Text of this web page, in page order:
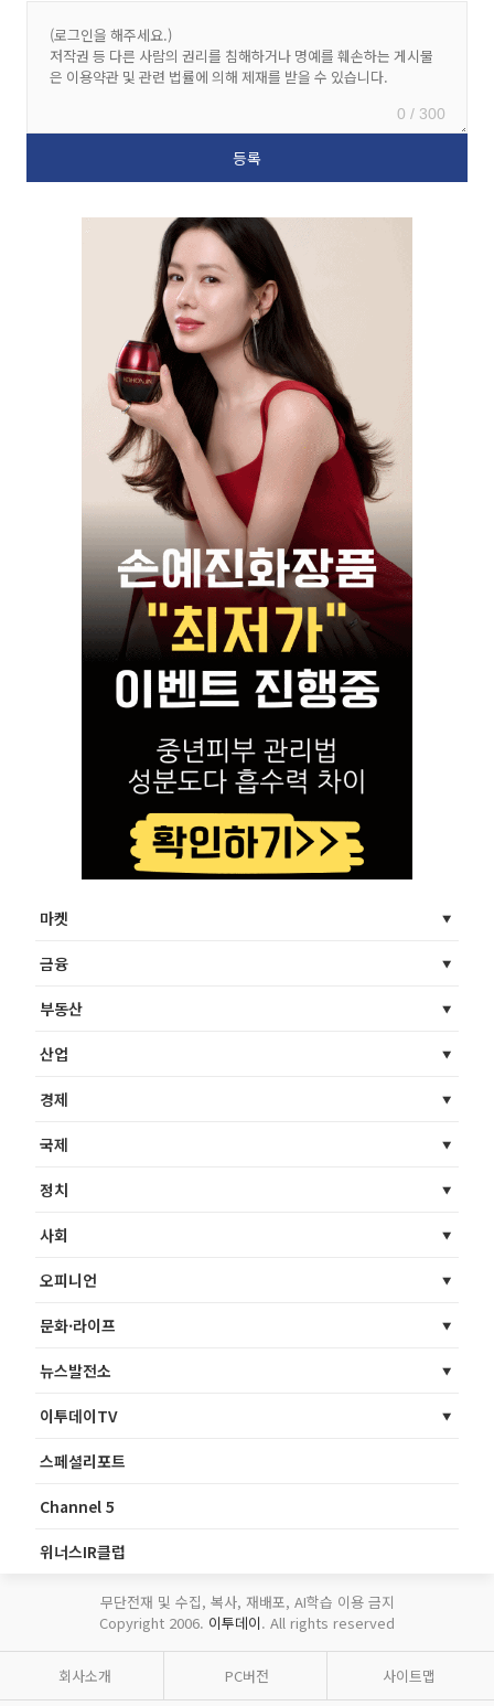
0 / 300
마켓
금융
부동산
산업
경제
국제
정치
사회
오피니언
문화·라이프
뉴스발전소
이투데이TV
스페셜리포트
Channel 5
위너스IR클럽
무단전재 및 수집, 복사, 재배포, AI학습 이용 금지
Copyright 2006. 이투데이. All rights reserved
회사소개 PC버전 사이트맵